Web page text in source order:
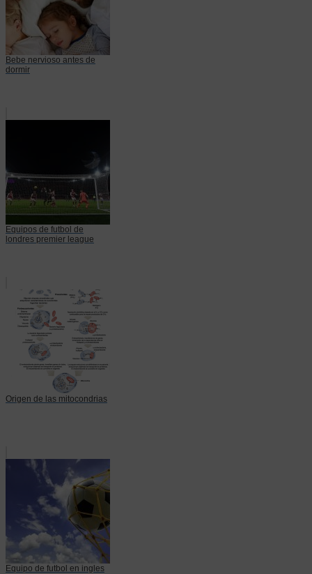
Bebe nervioso antes de
dormir
Equipos de futbol de
londres premier league
Origen de las mitocondrias
Equipo de futbol en ingles